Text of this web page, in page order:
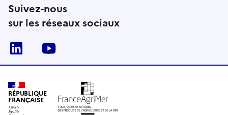
Suivez-nous
sur les réseaux sociaux
Linkedin
RÉPUBLIQUE
FRANÇAISE